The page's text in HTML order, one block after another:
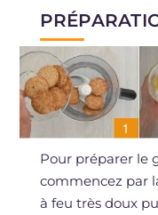
Pour préparer le
commencez par
à feu très doux